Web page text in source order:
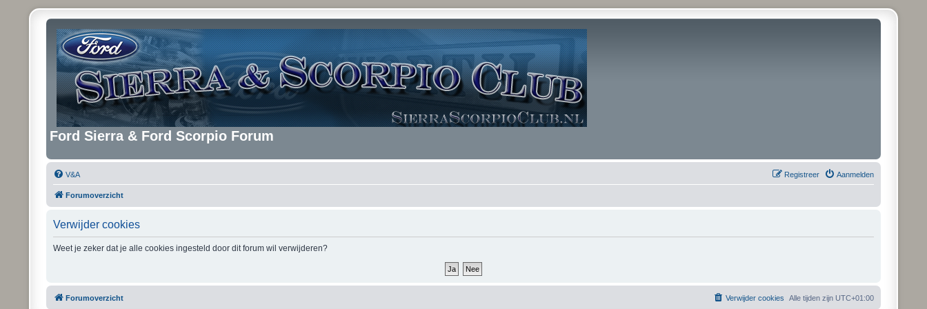
Ford Sierra & Ford Scorpio Forum
V&A Aanmelden
Registreer
Forumoverzicht
Verwijder cookies
Weet je zeker dat je alle cookies ingesteld door dit forum wil verwijderen?
Forumoverzicht Alle tijden zijn UTC+01:00
Verwijder cookies